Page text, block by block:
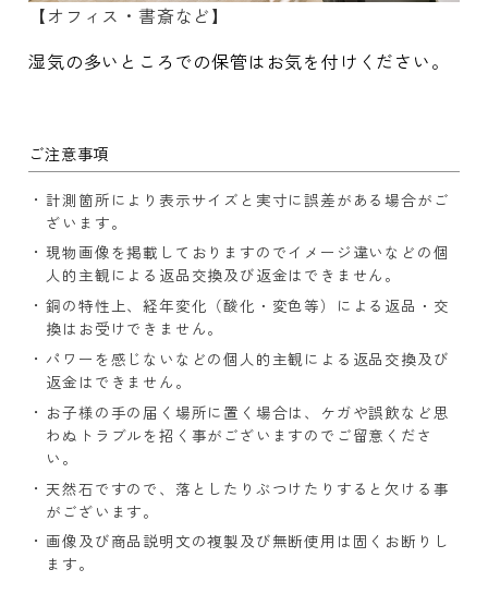
【オフィス・書斎など】
湿気の多いところでの保管はお気を付けください。
ご注意事項
計測箇所により表示サイズと実寸に誤差がある場合がご
ざいます。
現物画像を掲載しておりますのでイメージ違いなどの個
人的主観による返品交換及び返金はできません。
銅の特性上、経年変化（酸化・変色等）による返品・交
換はお受けできません。
パワーを感じないなどの個人的主観による返品交換及び
返金はできません。
お子様の手の届く場所に置く場合は、ケガや誤飲など思
わぬトラブルを招く事がございますのでご留意くださ
い。
天然石ですので、落としたりぶつけたりすると欠ける事
がございます。
画像及び商品説明文の複製及び無断使用は固くお断りし
ます。